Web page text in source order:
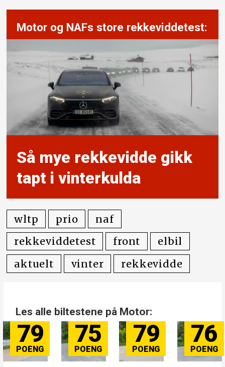
Motor og NAFs store rekkeviddetest:
Så mye rekkevidde gikk
tapt i vinterkulda
wltp prio
naf
rekkeviddetest
front
elbil
aktuelt
vinter rekkevidde
Les alle biltestene på Motor:
79 75 79 76